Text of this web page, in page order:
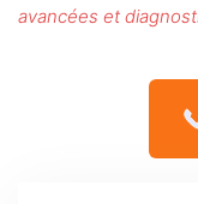
avancées et